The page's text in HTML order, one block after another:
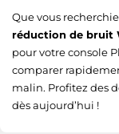
Que vous
réduction de bruit
pour votre console
comparer
malin. Profitez des
dès aujourd’hui !